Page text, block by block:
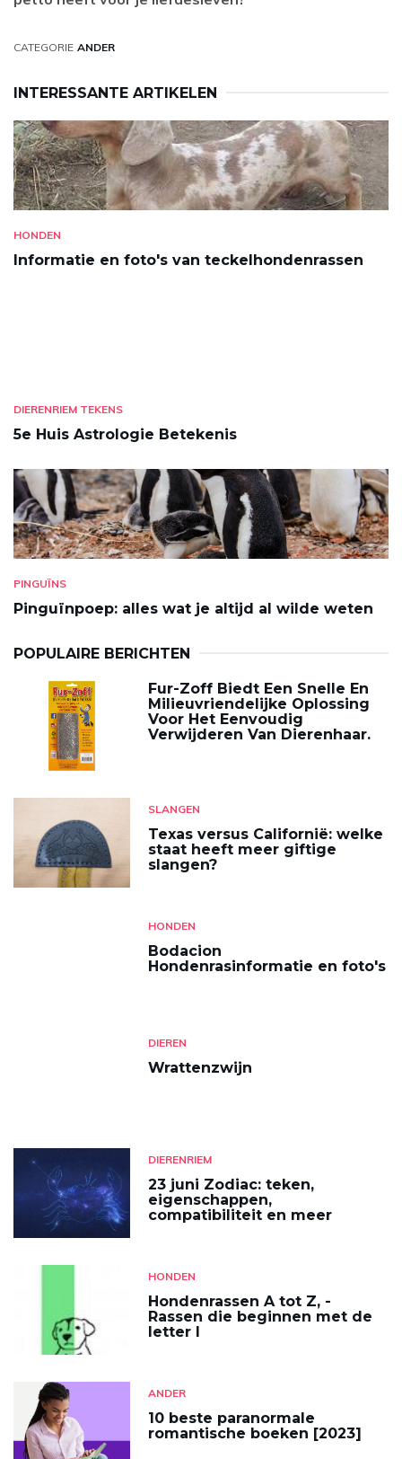
CATEGORIE ANDER
INTERESSANTE ARTIKELEN
HONDEN
Informatie en foto's van teckelhondenrassen
DIERENRIEM TEKENS
5e Huis Astrologie Betekenis
PINGUÏNS
Pinguïnpoep: alles wat je altijd al wilde weten
POPULAIRE BERICHTEN
Fur-Zoff Biedt Een Snelle En
Milieuvriendelijke Oplossing
Voor Het Eenvoudig
Verwijderen Van Dierenhaar.
SLANGEN
Texas versus Californië: welke
staat heeft meer giftige
slangen?
HONDEN
Bodacion
Hondenrasinformatie en foto's
DIEREN
Wrattenzwijn
DIERENRIEM
23 juni Zodiac: teken,
eigenschappen,
compatibiliteit en meer
HONDEN
Hondenrassen A tot Z, -
Rassen die beginnen met de
letter I
ANDER
10 beste paranormale
romantische boeken [2023]